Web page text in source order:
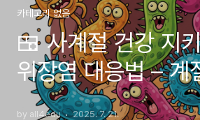
카테고리 없음
🍱 사계절 건강 지
위장염 대응법 – 계
과 예방법 총정리
by all4edu 2025. 7. 21.